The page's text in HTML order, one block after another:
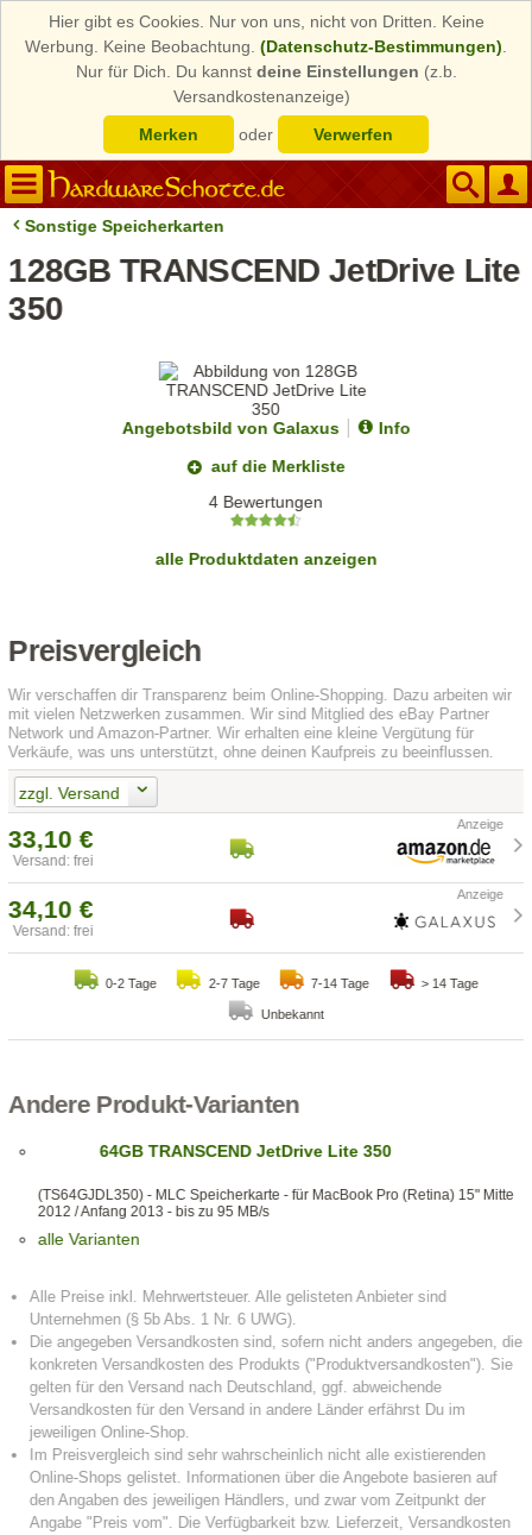
Hier gibt es Cookies. Nur von uns, nicht von Dritten. Keine
Werbung. Keine Beobachtung. (Datenschutz-Bestimmungen)
Nur für Dich. Du kannst deine Einstellungen (z.b.
Versandkostenanzeige)
Merken
oder Verwerfen
Sonstige Speicherkarten
128GB TRANSCEND JetDrive Lite
350
Angebotsbild von Galaxus
Info
auf die Merkliste
4 Bewertungen
alle Produktdaten anzeigen
Preisvergleich
Wir verschaffen dir Transparenz beim Online-Shopping. Dazu arbeiten wir
mit vielen Netzwerken zusammen. Wir sind Mitglied des eBay Partner
Network und Amazon-Partner. Wir erhalten eine kleine Vergütung für
Verkäufe, was uns unterstützt, ohne deinen Kaufpreis zu beeinflussen.
zzgl. Versand
33,10 €
Versand: frei
34,10 €
Versand: frei
0-2 Tage 2-7 Tage 7-14 Tage > 14 Tage
Unbekannt
Andere Produkt-Varianten
64GB TRANSCEND JetDrive Lite 350
(TS64GJDL350) - MLC Speicherkarte - für MacBook Pro (Retina) 15" Mitte
2012 / Anfang 2013 - bis zu 95 MB/s
alle Varianten